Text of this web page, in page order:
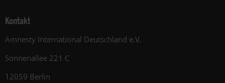
Kontakt
Amnesty International Deutschland e.V.
Sonnenallee 221 C
12059 Berlin